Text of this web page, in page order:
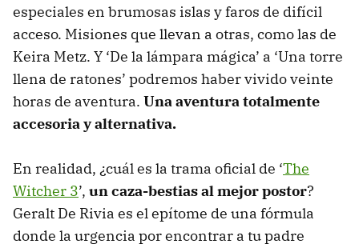
especiales en brumosas islas y faros de difícil
acceso. Misiones que llevan a otras, como las de
Keira Metz. Y ‘De la lámpara mágica’ a ‘Una torre
llena de ratones’ podremos haber vivido veinte
horas de aventura. Una aventura totalmente
accesoria y alternativa.
En realidad, ¿cuál es la trama oficial de ‘The
Witcher 3’, un caza-bestias al mejor postor?
Geralt De Rivia es el epítome de una fórmula
donde la urgencia por encontrar a tu padre